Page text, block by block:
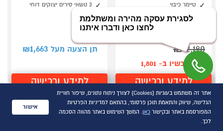
טיימר כיבוי
2,190
₪
קנה עכשיו ב- 1,801
למידע ורכישה
3 נושאי סירים יצוקים דוחי
תן הצעה מעל ₪ 1,663
למידע ורכישה
אתר זה משתמש בעוגיות (Cookies) לצורך ניתוח נתונים, שיפור חוויית
הגלישה, שיווק והתאמת תוכן פרסומי, בהתאם למדיניות הפרטיות
המפורסמת באתר ובקישור כאן. המשך השימוש באתר מהווה הסכמה
לכך.
אישור